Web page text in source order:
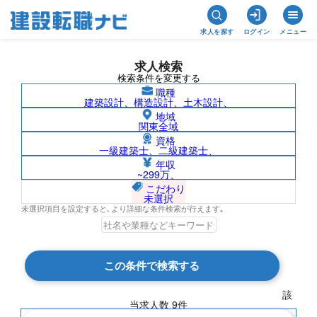
求人を探す ログイン メニュー
求人検索
検索条件を変更する
職種
建築設計、構造設計、土木設計、
地域
関東全域
資格
一級建築士、二級建築士、
年収
~299万、
こだわり
未選択
未選択項目を設定すると､より詳細な条件検索が行えます｡
この条件で検索する
該
当求人数 9件
1級電気工事施工管理技士/岩手県の求人検
索結果一覧